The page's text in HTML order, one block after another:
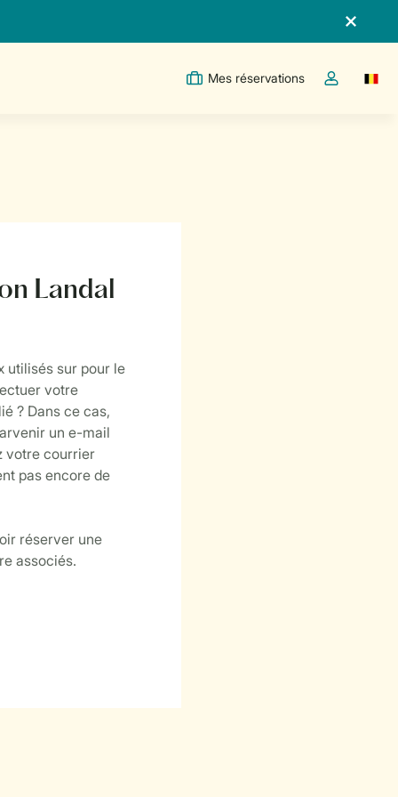
Mes réservations
Toggle the